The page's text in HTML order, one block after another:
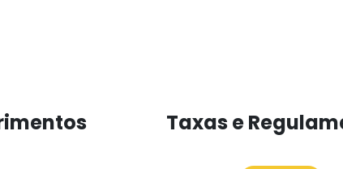
Taxas e